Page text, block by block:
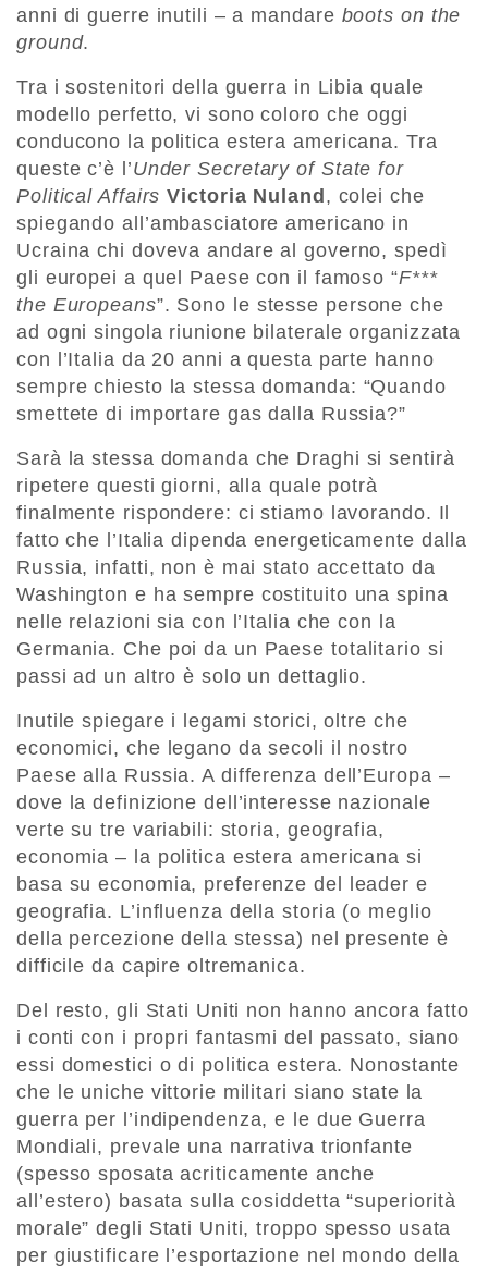
anni di guerre inutili – a mandare boots on the
ground.
Tra i sostenitori della guerra in Libia quale
modello perfetto, vi sono coloro che oggi
conducono la politica estera americana. Tra
queste c’è l’Under Secretary of State for
Political AffairsVictoria Nuland , colei che
spiegando all’ambasciatore americano in
Ucraina chi doveva andare al governo, spedì
gli europei a quel Paese con il famoso “F***
the Europeans”. Sono le stesse persone che
ad ogni singola riunione bilaterale organizzata
con l’Italia da 20 anni a questa parte hanno
sempre chiesto la stessa domanda: “Quando
smettete di importare gas dalla Russia?”
Sarà la stessa domanda che Draghi si sentirà
ripetere questi giorni, alla quale potrà
finalmente rispondere: ci stiamo lavorando. Il
fatto che l’Italia dipenda energeticamente dalla
Russia, infatti, non è mai stato accettato da
Washington e ha sempre costituito una spina
nelle relazioni sia con l’Italia che con la
Germania. Che poi da un Paese totalitario si
passi ad un altro è solo un dettaglio.
Inutile spiegare i legami storici, oltre che
economici, che legano da secoli il nostro
Paese alla Russia. A differenza dell’Europa –
dove la definizione dell’interesse nazionale
verte su tre variabili: storia, geografia,
economia – la politica estera americana si
basa su economia, preferenze del leader e
geografia. L’influenza della storia (o meglio
della percezione della stessa) nel presente è
difficile da capire oltremanica.
Del resto, gli Stati Uniti non hanno ancora fatto
i conti con i propri fantasmi del passato, siano
essi domestici o di politica estera. Nonostante
che le uniche vittorie militari siano state la
guerra per l’indipendenza, e le due Guerra
Mondiali, prevale una narrativa trionfante
(spesso sposata acriticamente anche
all’estero) basata sulla cosiddetta “superiorità
morale” degli Stati Uniti, troppo spesso usata
per giustificare l’esportazione nel mondo della